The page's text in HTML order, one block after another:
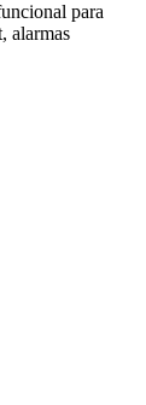
para
alarmas